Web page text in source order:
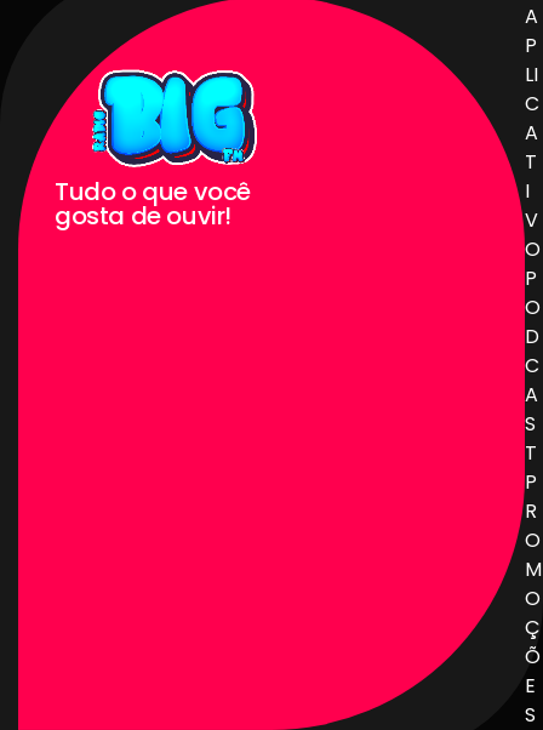
Tudo o que você
gosta de ouvir!
A
P
LI
C
A
T
I
V
O
P
O
D
C
A
S
T
P
R
O
M
O
Ç
Õ
E
S